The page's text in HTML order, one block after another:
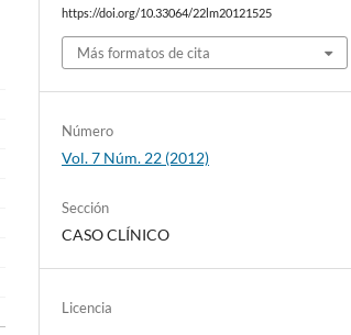
https://doi.org/10.33064/22lm20121525
Más formatos de cita
Número
Vol. 7 Núm. 22 (2012)
Sección
CASO CLÍNICO
Licencia